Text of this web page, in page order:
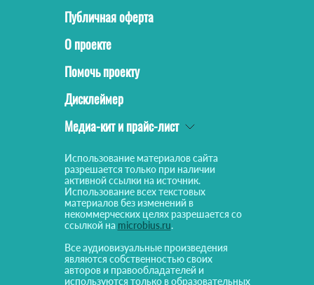
Публичная оферта
О проекте
Помочь проекту
Дисклеймер
Медиа-кит и прайс-лист
Использование материалов сайта
разрешается только при наличии
активной ссылки на источник.
Использование всех текстовых
материалов без изменений в
некоммерческих целях разрешается со
ссылкой на microbius.ru.
Все аудиовизуальные произведения
являются собственностью своих
авторов и правообладателей и
используются только в образовательных